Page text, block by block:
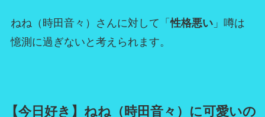
ねね（時田音々）さんに対して「性格悪い」噂は
憶測に過ぎないと考えられます。
【今日好き】ねね（時田音々）に可愛いの